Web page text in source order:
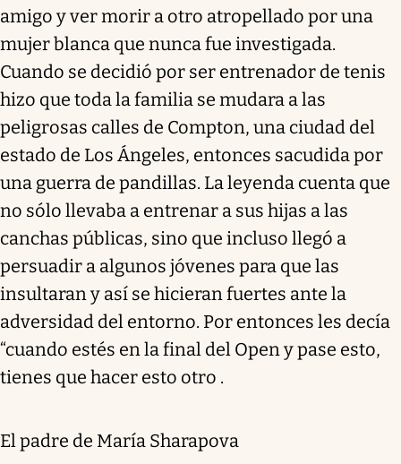
amigo y ver morir a otro atropellado por una
mujer blanca que nunca fue investigada.
Cuando se decidió por ser entrenador de tenis
hizo que toda la familia se mudara a las
peligrosas calles de Compton, una ciudad del
estado de Los Ángeles, entonces sacudida por
una guerra de pandillas. La leyenda cuenta que
no sólo llevaba a entrenar a sus hijas a las
canchas públicas, sino que incluso llegó a
persuadir a algunos jóvenes para que las
insultaran y así se hicieran fuertes ante la
adversidad del entorno. Por entonces les decía
“cuando estés en la final del Open y pase esto,
tienes que hacer esto otro .
El padre de María Sharapova